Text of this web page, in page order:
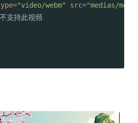
="video/webm" src="medias/
支持此视频